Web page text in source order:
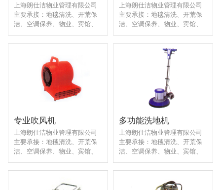
上海朗仕洁物业管理有限公司
主要承接：地毯清洗、开荒保
洁、空调保养、物业、宾馆、
商场、企业、学校、医院等各
类室内外定点日常保洁工程。
上海朗仕洁物业管理有限公司
主要承接：地毯清洗、开荒保
洁、空调保养、物业、宾馆、
商场、企业、学校、医院等各
类室内外定点日常保洁工程。
专业吹风机
上海朗仕洁物业管理有限公司
主要承接：地毯清洗、开荒保
洁、空调保养、物业、宾馆、
商场、企业、学校、医院等各
类室内外定点日常保洁工程。
多功能洗地机
上海朗仕洁物业管理有限公司
主要承接：地毯清洗、开荒保
洁、空调保养、物业、宾馆、
商场、企业、学校、医院等各
类室内外定点日常保洁工程。